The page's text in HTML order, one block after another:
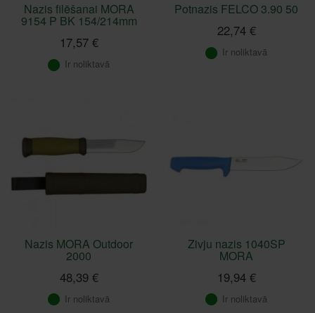
Nazis filēšanai MORA
9154 P BK 154/214mm
17,57 €
Ir noliktavā
Potnazis FELCO 3.90 50
22,74 €
Ir noliktavā
Nazis MORA Outdoor
2000
48,39 €
Ir noliktavā
Zivju nazis 1040SP
MORA
19,94 €
Ir noliktavā